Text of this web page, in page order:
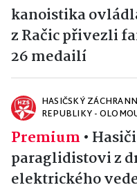
kanoistika
z Račic přivezli
26 medailí
HASIČSKÝ
REPUBLIKY -
Premium •
paraglidistovi z
elektrického